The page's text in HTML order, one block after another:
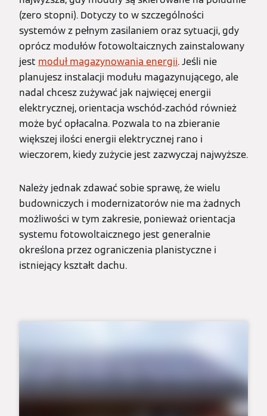
(zero stopni). Dotyczy to w szczególności
systemów z pełnym zasilaniem oraz sytuacji, gdy
oprócz modułów fotowoltaicznych zainstalowany
jest moduł magazynowania energii. Jeśli nie
planujesz instalacji modułu magazynującego, ale
nadal chcesz zużywać jak najwięcej energii
elektrycznej, orientacja wschód-zachód również
może być opłacalna. Pozwala to na zbieranie
większej ilości energii elektrycznej rano i
wieczorem, kiedy zużycie jest zazwyczaj najwyższe.
Należy jednak zdawać sobie sprawę, że wielu
budowniczych i modernizatorów nie ma żadnych
możliwości w tym zakresie, ponieważ orientacja
systemu fotowoltaicznego jest generalnie
określona przez ograniczenia planistyczne i
istniejący kształt dachu.